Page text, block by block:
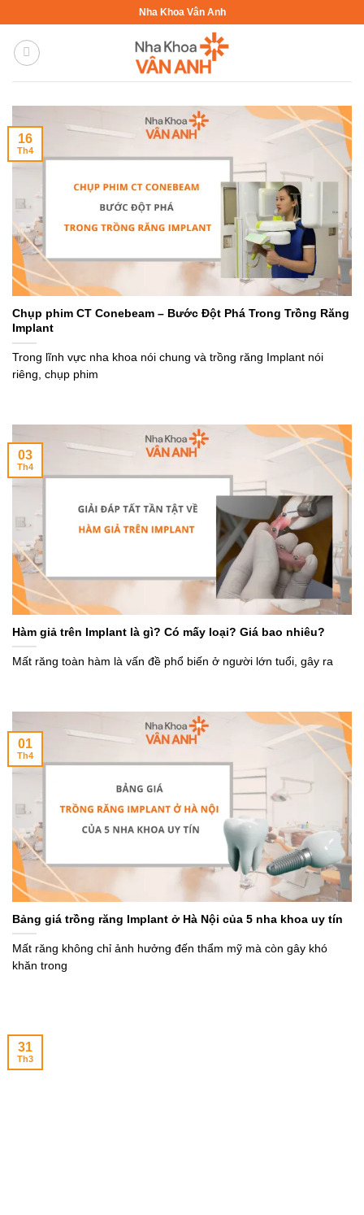
nội
Nha Khoa Vân Anh
Chụp phim CT Conebeam – Bước Đột Phá Trong Trồng Răng
Implant
Trong lĩnh vực nha khoa nói chung và trồng răng Implant nói
riêng, chụp phim
16
Th4
Hàm giả trên Implant là gì? Có mấy loại? Giá bao nhiêu?
Mất răng toàn hàm là vấn đề phổ biến ở người lớn tuổi, gây ra
03
Th4
Bảng giá trồng răng Implant ở Hà Nội của 5 nha khoa uy tín
Mất răng không chỉ ảnh hưởng đến thẩm mỹ mà còn gây khó
khăn trong
01
Th4
31
Th3